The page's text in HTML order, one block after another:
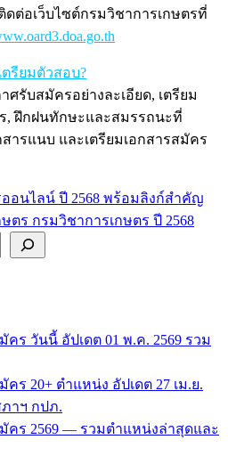
ดต่อเว็บไซต์กรมวิชาการเกษตรที่
รียมตัวสอบ?
ศรับสมัครอย่างละเอียด, เตรียม
, ฝึกฝนทักษะและสมรรถนะที่
ารแนบ และเตรียมเอกสารสมัคร
อนไลน์ ปี 2568 พร้อมลิงก์สำคัญ
ตร กรมวิชาการเกษตร ปี 2568
คร วันนี้ อัปเดต 01 พ.ค. 2569 รวม
ร 20+ ตำแหน่ง อัปเดต 27 เม.ย.
าฯ กปภ.
คร 2569 — รวมตำแหน่งล่าสุดและ